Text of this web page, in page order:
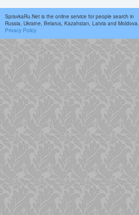
SpravkaRu.Net is the online service for people search in
Russia, Ukraine, Belarus, Kazahstan, Latvia and Moldova.
Privacy Policy